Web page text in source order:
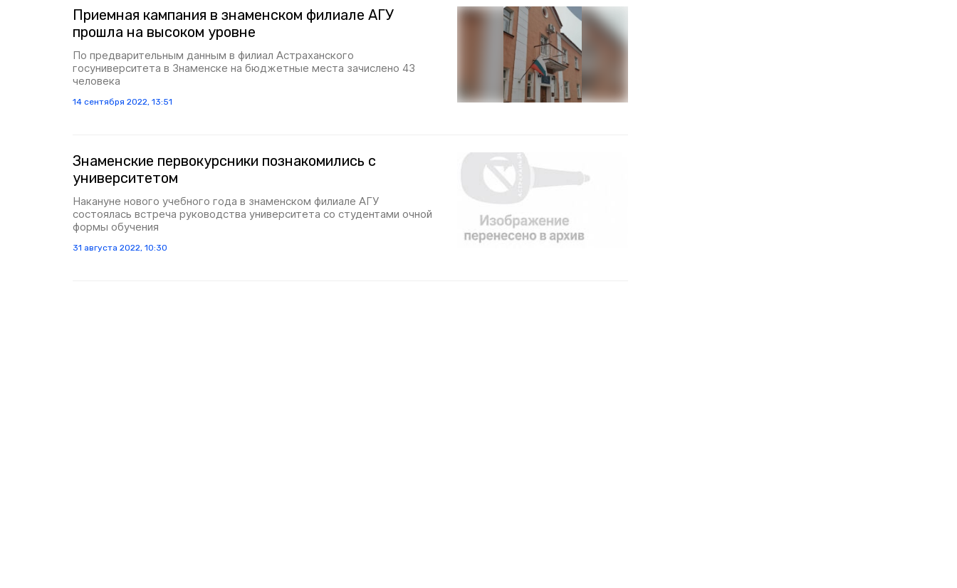
Приемная кампания в знаменском филиале АГУ
прошла на высоком уровне
По предварительным данным в филиал Астраханского
госуниверситета в Знаменске на бюджетные места зачислено 43
человека
14 сентября 2022, 13:51
Знаменские первокурсники познакомились с
университетом
Накануне нового учебного года в знаменском филиале АГУ
состоялась встреча руководства университета со студентами очной
формы обучения
31 августа 2022, 10:30